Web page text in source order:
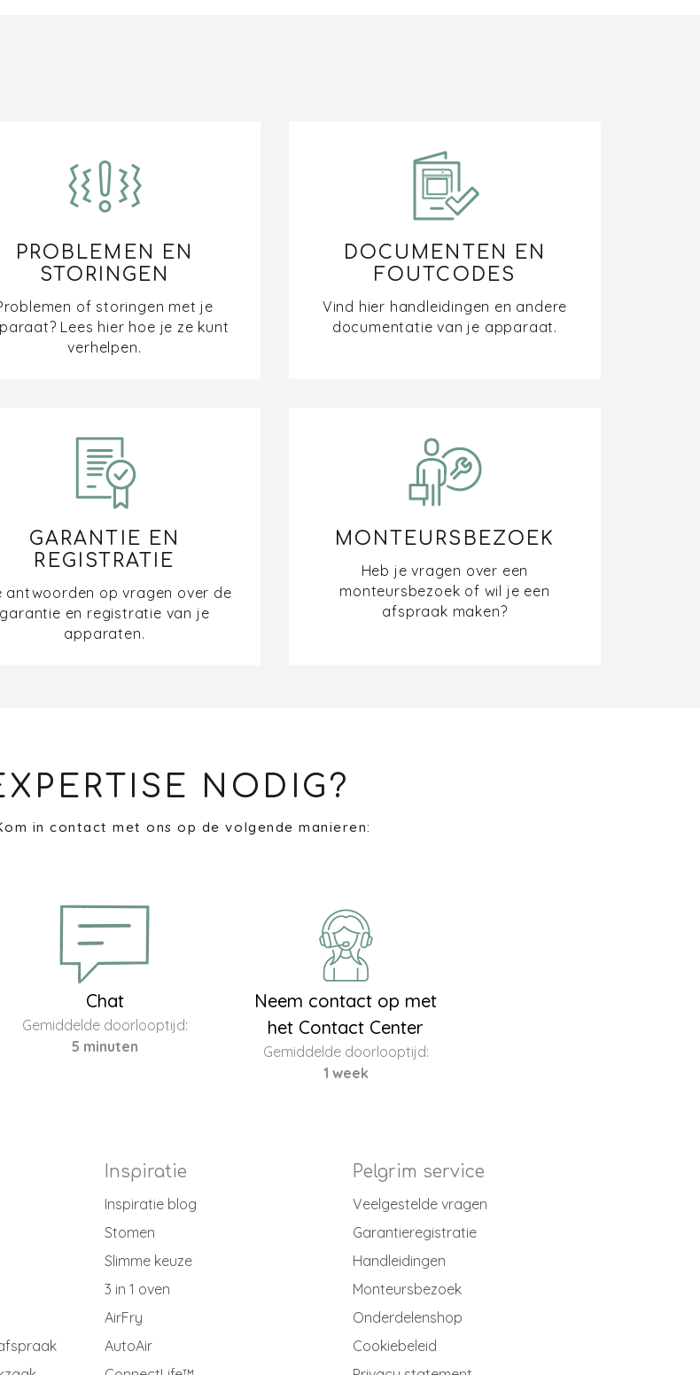
PROBLEMEN EN
STORINGEN
of storingen met je
Lees hier hoe je ze kunt
verhelpen.
DOCUMENTEN EN
FOUTCODES
Vind hier handleidingen en andere
documentatie van je apparaat.
GARANTIE EN
REGISTRATIE
antwoorden op vragen over de
garantie en registratie van je
apparaten.
MONTEURSBEZOEK
Heb je vragen over een
monteursbezoek of wil je een
afspraak maken?
NODIG?
in contact met ons op de volgende manieren:
Chat
Gemiddelde doorlooptijd:
5 minuten
Neem contact op met
het Contact Center
Gemiddelde doorlooptijd:
1 week
Inspiratie
Inspiratie blog
Stomen
Slimme keuze
3 in 1 oven
AirFry
AutoAir
Pelgrim service
Veelgestelde vragen
Garantieregistratie
Handleidingen
Monteursbezoek
Onderdelenshop
Cookiebeleid